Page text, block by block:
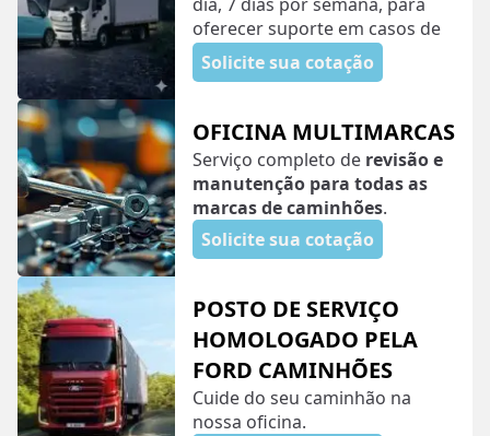
oferecer suporte em casos de
panes que imobilizem o
veículo.
Solicite sua cotação
OFICINA MULTIMARCAS
Serviço completo de revisão e
manutenção para todas as
marcas de caminhões.
Solicite sua cotação
POSTO DE SERVIÇO
HOMOLOGADO PELA
FORD CAMINHÕES
Cuide do seu caminhão na
nossa oficina.